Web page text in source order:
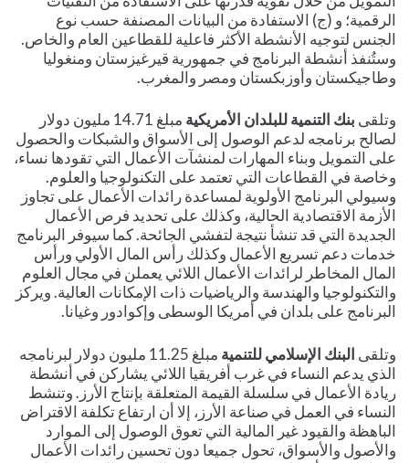
الرقمية؛ و (ج) الاستفادة من البيانات المصنفة حسب نوع
الجنس لتوجيه الأنشطة الأكثر فاعلية للقطاعين العام والخاص.
وستُنفذ أنشطة البرنامج في جمهورية قيرغيزستان ومنغوليا
وطاجيكستان وأوزبكستان ومصر والمغرب.
وتلقى بنك التنمية للبلدان الأمريكية
مبلغ 14.71 مليون دولار
لصالح برنامجه لدعم الوصول إلى الأسواق والشبكات والحصول
على التمويل وبناء المهارات لمنشآت الأعمال التي تقودها نساء،
وخاصة في القطاعات التي تعتمد على التكنولوجيا والعلوم.
وسيولي البرنامج الأولوية لمساعدة رائدات الأعمال على تجاوز
الأزمة الاقتصادية الحالية، وكذلك على تحديد فرص الأعمال
الجديدة التي قد تنشأ نتيجة لتفشي الجائحة. كما سيوفر البرنامج
خدمات دعم تسريع الأعمال وكذلك رأس المال الأولي ورأس
المال المخاطر لرائدات الأعمال اللائي يعملن في مجال العلوم
والتكنولوجيا والهندسة والرياضيات ذات الإمكانات العالية. ويركز
البرنامج على بلدان في أمريكا الوسطى وإكوادور وغيانا.
وتلقى البنك الإسلامي للتنمية
مبلغ 11.25 مليون دولار لبرنامجه
الذي يدعم النساء في غرب أفريقيا اللائي يشاركن في أنشطة
ريادة الأعمال في سلسلة القيمة المتعلقة بإنتاج الأرز. وتنشط
النساء في العمل في صناعة الأرز، إلا أن ارتفاع تكلفة الاقتراض
الباهظة والقيود غير المالية التي تعوق الوصول إلى الموارد
والأصول والأسواق، تحول جميعا دون تحسين رائدات الأعمال